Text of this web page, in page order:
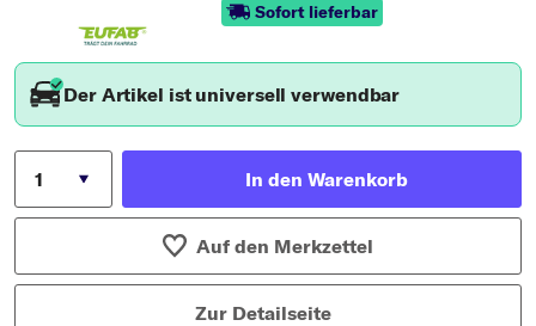
Sofort lieferbar
Der Artikel ist universell verwendbar
In den Warenkorb
Auf den Merkzettel
Zur Detailseite